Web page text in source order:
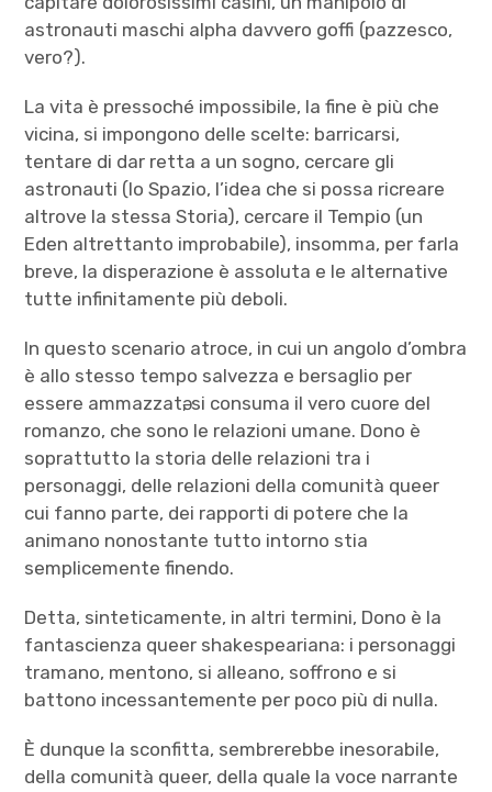
astronauti maschi alpha davvero goffi (pazzesco,
vero?).
La vita è pressoché impossibile, la fine è più che
vicina, si impongono delle scelte: barricarsi,
tentare di dar retta a un sogno, cercare gli
astronauti (lo Spazio, l’idea che si possa ricreare
altrove la stessa Storia), cercare il Tempio (un
Eden altrettanto improbabile), insomma, per farla
breve, la disperazione è assoluta e le alternative
tutte infinitamente più deboli.
In questo scenario atroce, in cui un angolo d’ombra
è allo stesso tempo salvezza e bersaglio per
essere ammazzatә, si consuma il vero cuore del
romanzo, che sono le relazioni umane. Dono è
soprattutto la storia delle relazioni tra i
personaggi, delle relazioni della comunità queer
cui fanno parte, dei rapporti di potere che la
animano nonostante tutto intorno stia
semplicemente finendo.
Detta, sinteticamente, in altri termini, Dono è la
fantascienza queer shakespeariana: i personaggi
tramano, mentono, si alleano, soffrono e si
battono incessantemente per poco più di nulla.
È dunque la sconfitta, sembrerebbe inesorabile,
della comunità queer, della quale la voce narrante